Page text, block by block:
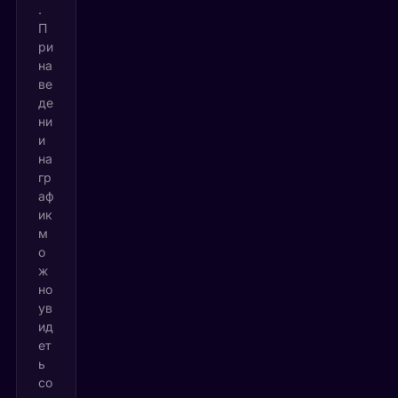
.
П
ри
на
ве
де
ни
и
на
гр
аф
ик
м
о
ж
но
ув
ид
ет
ь
со